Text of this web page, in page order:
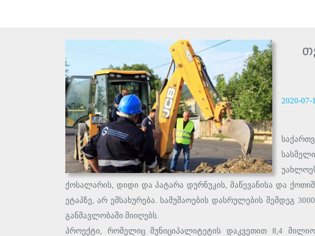
2020-07-
ქოსალარის, დიდი და პატარა დურნუკის, მაწევანისა და
ეტაპზე, არ ემსახურება. სამუშაოების დასრულების შემდეგ
განმავლობაში მიიღებს.
პროექტი, რომელიც მუნიციპალიტეტის დაკვეთით 8,4